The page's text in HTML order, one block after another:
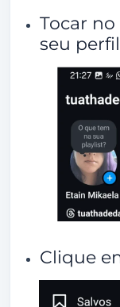
Tocar
seu
Clique